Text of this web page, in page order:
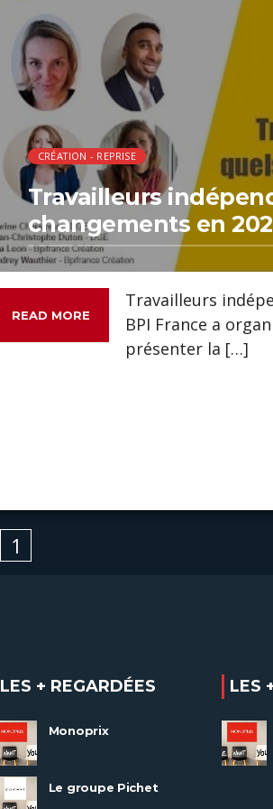
CRÉATION - REPRISE
Travailleurs
changements en
READ MORE
Travailleurs
BPI France a
présenter la […]
1
LES + REGARDÉES
Monoprix
Le groupe Pichet
LES